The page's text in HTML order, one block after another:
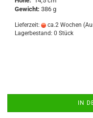
Gewicht: 386 g
Lieferzeit: ca.2 Wochen
Lagerbestand: 0 Stück
IN